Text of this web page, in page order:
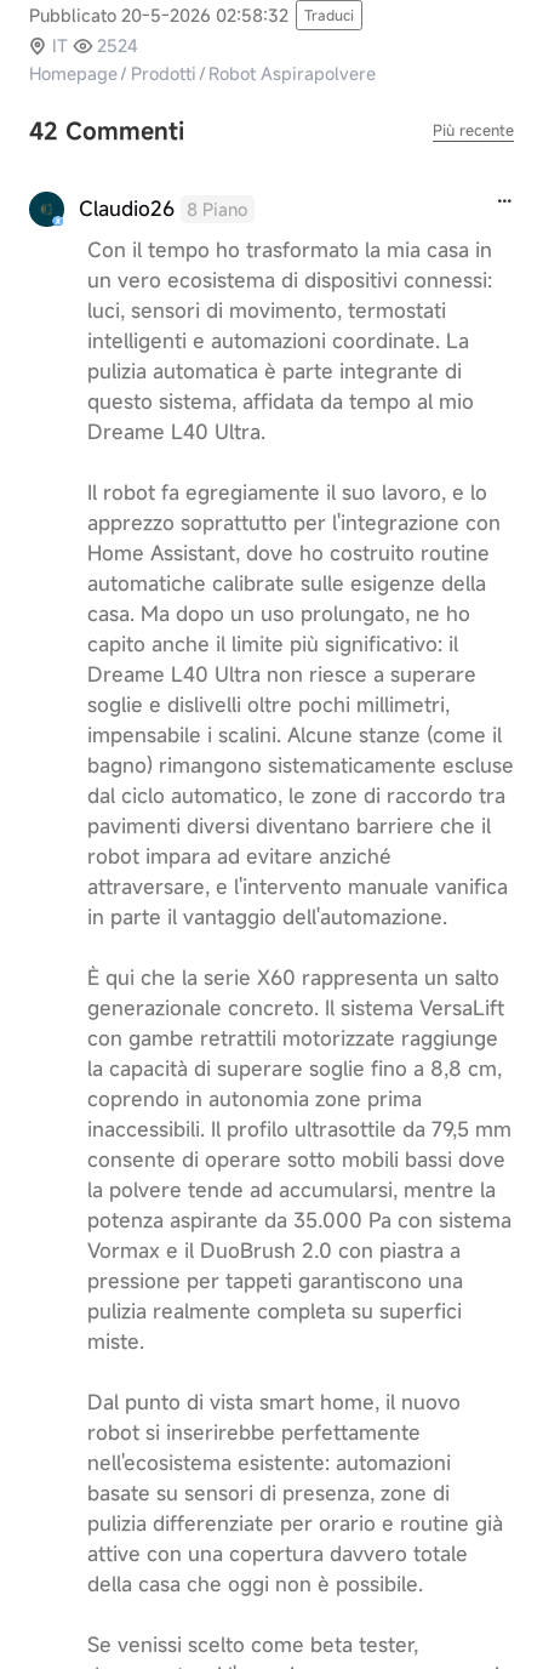
Pubblicato 20-5-2026 02:58:32 Traduci
IT
2524
Homepage/ Prodotti / Robot Aspirapolvere
42 Commenti Più recente
Claudio26 8 Piano
Con il tempo ho trasformato la mia casa in
un vero ecosistema di dispositivi connessi:
luci, sensori di movimento, termostati
intelligenti e automazioni coordinate. La
pulizia automatica è parte integrante di
questo sistema, affidata da tempo al mio
Dreame L40 Ultra.
Il robot fa egregiamente il suo lavoro, e lo
apprezzo soprattutto per l'integrazione con
Home Assistant, dove ho costruito routine
automatiche calibrate sulle esigenze della
casa. Ma dopo un uso prolungato, ne ho
capito anche il limite più significativo: il
Dreame L40 Ultra non riesce a superare
soglie e dislivelli oltre pochi millimetri,
impensabile i scalini. Alcune stanze (come il
bagno) rimangono sistematicamente escluse
dal ciclo automatico, le zone di raccordo tra
pavimenti diversi diventano barriere che il
robot impara ad evitare anziché
attraversare, e l'intervento manuale vanifica
in parte il vantaggio dell'automazione.
È qui che la serie X60 rappresenta un salto
generazionale concreto. Il sistema VersaLift
con gambe retrattili motorizzate raggiunge
la capacità di superare soglie fino a 8,8 cm,
coprendo in autonomia zone prima
inaccessibili. Il profilo ultrasottile da 79,5 mm
consente di operare sotto mobili bassi dove
la polvere tende ad accumularsi, mentre la
potenza aspirante da 35.000 Pa con sistema
Vormax e il DuoBrush 2.0 con piastra a
pressione per tappeti garantiscono una
pulizia realmente completa su superfici
miste.
Dal punto di vista smart home, il nuovo
robot si inserirebbe perfettamente
nell'ecosistema esistente: automazioni
basate su sensori di presenza, zone di
pulizia differenziate per orario e routine già
attive con una copertura davvero totale
della casa che oggi non è possibile.
Se venissi scelto come beta tester,